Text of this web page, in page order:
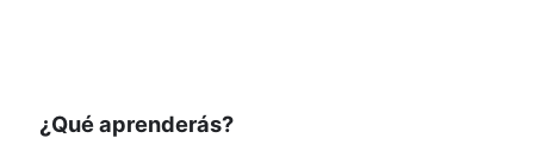
¿Qué aprenderás?